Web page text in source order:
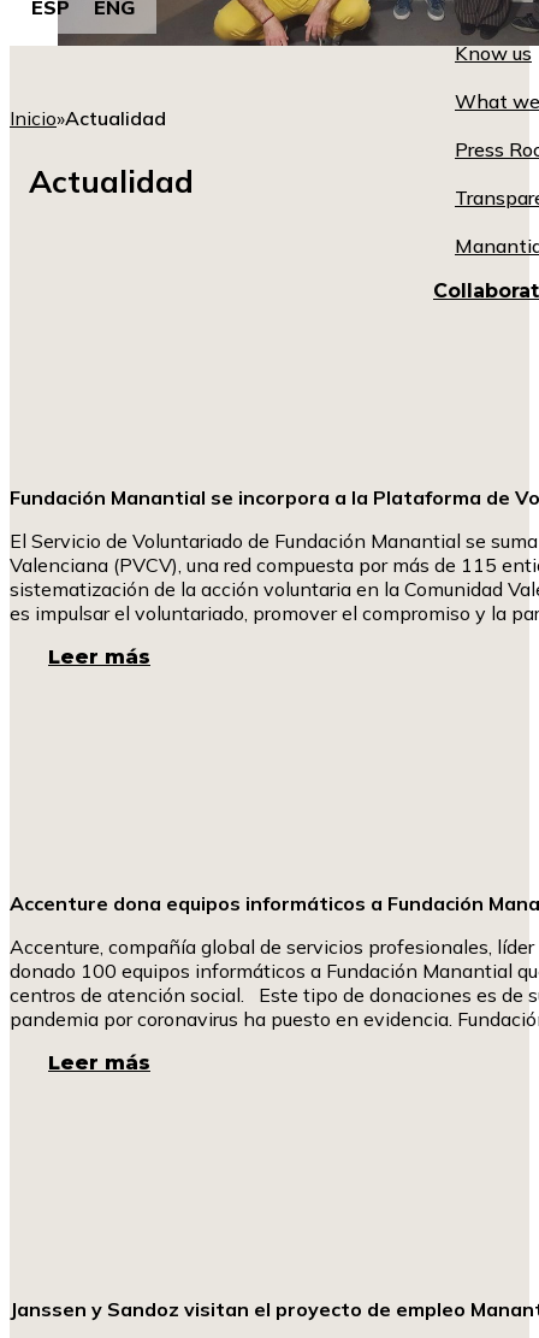
Know us
What
Press
ESP ENG
Inicio»Actualidad
Actualidad
Fundación Manantial se incorpora a la Plataforma de
El Servicio de Voluntariado de Fundación Manantial se
Valenciana (PVCV), una red compuesta por más de 115
sistematización de la acción voluntaria en la Comunidad
es impulsar el voluntariado, promover el compromiso y la
Leer más
Accenture dona equipos informáticos a Fundación
Accenture, compañía global de servicios profesionales,
donado 100 equipos informáticos a Fundación Manantial
centros de atención social. Este tipo de donaciones es de
pandemia por coronavirus ha puesto en evidencia.
Leer más
Janssen y Sandoz visitan el proyecto de empleo